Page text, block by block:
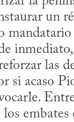
un
inmediato,
las
si acaso
los embates